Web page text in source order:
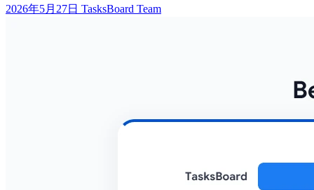
2026年5月27日 TasksBoard Team